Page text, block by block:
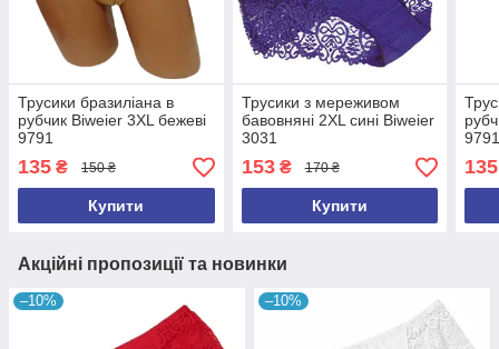
Трусики бразиліана в
рубчик Biweier 3XL бежеві
9791
135 ₴ 150 ₴
Купити
Трусики з мереживом
бавовняні 2XL сині Biweier
3031
153₴ 170 ₴
Купити
135
Акційні пропозиції та новинки
–10% –10%